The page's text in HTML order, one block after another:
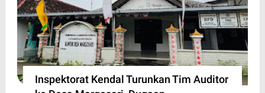
Inspektorat Kendal Turunkan Tim Auditor